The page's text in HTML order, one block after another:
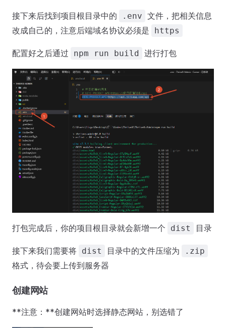
接下来后找到项目根目录中的 .env 文件，把相关信息
改成自己的，注意后端域名协议必须是
https
配置好之后通过 npm run build 进行打包
打包完成后，你的项目根目录就会新增一个 dist 目录
接下来我们需要将 dist 目录中的文件压缩为 .zip
格式，待会要上传到服务器
创建网站
**注意：**创建网站时选择静态网站，别选错了